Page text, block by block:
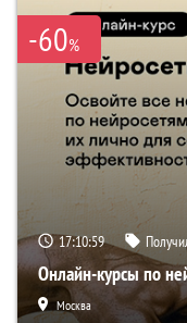
-60%
17:10:58
Онлайн-курсы по
Москва